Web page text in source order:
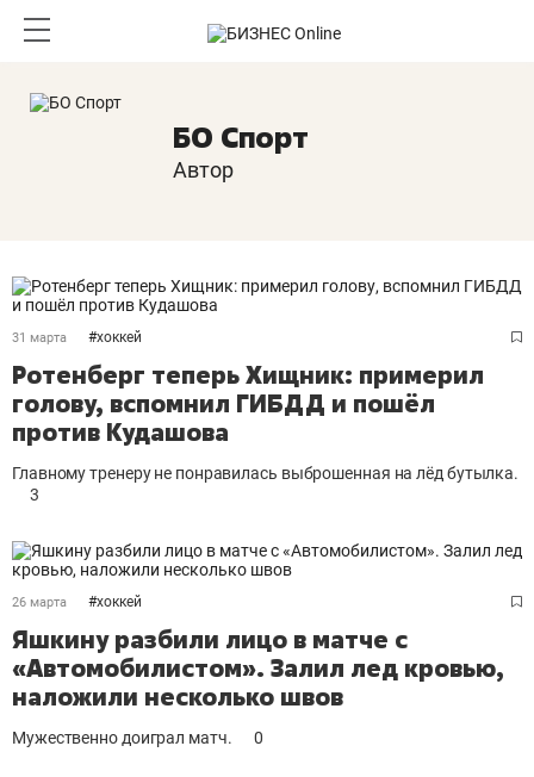
БО Спорт
Автор
31 марта #хоккей
Ротенберг теперь Хищник: примерил
голову, вспомнил ГИБДД и пошёл
против Кудашова
Главному тренеру не понравилась выброшенная на лёд бутылка.
3
26 марта #хоккей
Яшкину разбили лицо в матче с
«Автомобилистом». Залил лед кровью,
наложили несколько швов
Мужественно доиграл матч. 0